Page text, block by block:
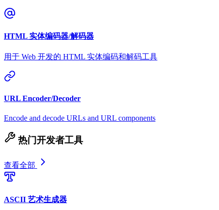
HTML 实体编码器/解码器
用于 Web 开发的 HTML 实体编码和解码工具
URL Encoder/Decoder
Encode and decode URLs and URL components
热门开发者工具
查看全部
ASCII 艺术生成器